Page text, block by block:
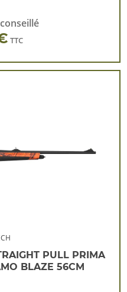
TTC
PULL PRIMA
BLAZE 56CM